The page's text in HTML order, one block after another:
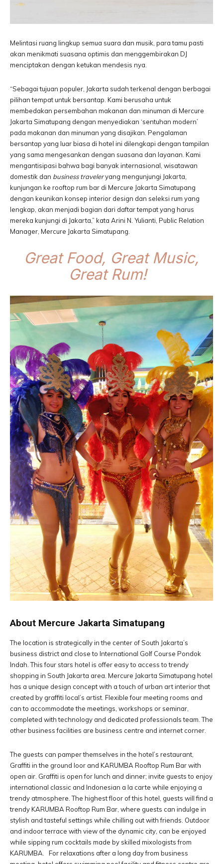
Melintasi ruang lingkup semua suara dan musik, para tamu pasti
akan menikmati suasana optimis dan menggembirakan DJ
menciptakan dengan ketukan mendesis nya.
“Sebagai tujuan populer, Jakarta sudah terkenal dengan berbagai
pilihan tempat untuk bersantap. Kami berusaha untuk
membedakan persembahan makanan dan minuman di Mercure
Jakarta Simatupang dengan menyediakan ‘sentuhan modern’
pada makanan dan minuman yang disajikan. Pengalaman
bersantap yang luar biasa di hotel ini dilengkapi dengan tampilan
yang sama mengesankan dengan suasana dan layanan. Kami
mengantisipasi bahwa bagi banyak internasional, wisatawan
domestik dan business traveleryang mengunjungi Jakarta,
kunjungan ke rooftop rum bar di Mercure Jakarta Simatupang
dengan keunikan konsep interior design dan seleksi rum yang
lengkap, akan menjadi bagian dari daftar tempat yang harus
mereka kunjungi di Jakarta,” kata Arini N. Yulianti, Public Relation
Manager, Mercure Jakarta Simatupang.
Great Food, Great Music,
Great Rum!
About Mercure Jakarta Simatupang
The location is strategically in the center of South Jakarta’s
business district and close to International Golf Course Pondok
Indah. This four stars hotel is offer easy to access to trendy
shopping in South Jakarta area. Mercure Jakarta Simatupang hotel
has a unique design concept with a touch of urban art interior that
created by graffiti local’s artist. Flexible four meeting rooms and
can to accommodate the meetings, workshops or seminar,
completed with technology and dedicated professionals team. The
other business facilities are business centre and internet corner.
The guests can pamper themselves in the hotel’s restaurant,
Graffiti in the ground loor and KARUMBA Rooftop Rum Bar with
open air. Graffiti is open for lunch and dinner; invite guests to enjoy
international classic and Indonesian a la carte while enjoying a
trendy atmosphere. The highest floor of this hotel, guests will find a
trendy KARUMBA Rooftop Rum Bar, where guests can indulge in
stylish and tasteful settings while chilling out with friends. Outdoor
and indoor terrace with view of the dynamic city, can be enjoyed
while sipping rum cocktails made by skilled mixologists from
KARUMBA. For relaxations after a long day from business